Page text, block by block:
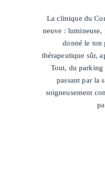
La clinique du
neuve : lumineuse,
donné le ton
thérapeutique sûr,
Tout, du parking
passant par la
soigneusement